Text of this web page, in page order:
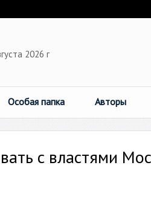
2026 г
Особая папка Авторы
с властями